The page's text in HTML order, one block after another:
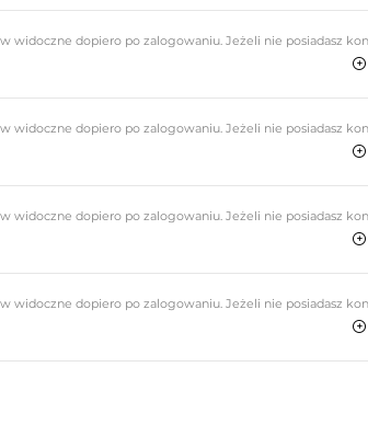
widoczne dopiero po zalogowaniu. Jeżeli nie posiadasz
widoczne dopiero po zalogowaniu. Jeżeli nie posiadasz
widoczne dopiero po zalogowaniu. Jeżeli nie posiadasz
widoczne dopiero po zalogowaniu. Jeżeli nie posiadasz